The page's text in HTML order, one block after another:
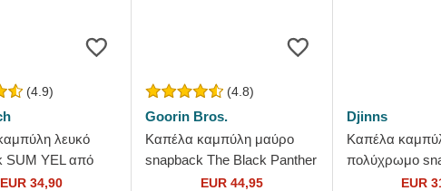
(4.9)
λευκό
SUM YEL από
EUR 34,90
(4.8)
Goorin Bros.
Καπέλα καμπύλη μαύρο
snapback The Black Panther
Core Combo The Farm
EUR 44,95
Djinns
Καπέλα
πολύχρωμο
DNC Flamingo
EUR